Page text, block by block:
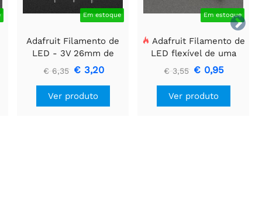

Em estoque
Adafruit Filamento de
LED - 3V 26mm de
comprimento - Branco
Quente (Pacote com 3)
€ 6,35 € 3,20
Ver produto
Em estoque
Adafruit Filamento de
LED flexível de uma
ponta só - 3V 25mm de
comprimento - Verde
€ 3,55 € 0,95
Ver produto